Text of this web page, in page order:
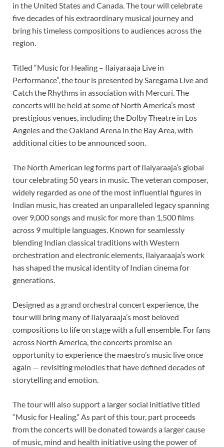
in the United States and Canada. The tour will celebrate
five decades of his extraordinary musical journey and
bring his timeless compositions to audiences across the
region.
Titled “Music for Healing – Ilaiyaraaja Live in
Performance”, the tour is presented by Saregama Live and
Catch the Rhythms in association with Mercuri. The
concerts will be held at some of North America’s most
prestigious venues, including the Dolby Theatre in Los
Angeles and the Oakland Arena in the Bay Area, with
additional cities to be announced soon.
The North American leg forms part of Ilaiyaraaja’s global
tour celebrating 50 years in music. The veteran composer,
widely regarded as one of the most influential figures in
Indian music, has created an unparalleled legacy spanning
over 9,000 songs and music for more than 1,500 films
across 9 multiple languages. Known for seamlessly
blending Indian classical traditions with Western
orchestration and electronic elements, Ilaiyaraaja’s work
has shaped the musical identity of Indian cinema for
generations.
Designed as a grand orchestral concert experience, the
tour will bring many of Ilaiyaraaja’s most beloved
compositions to life on stage with a full ensemble. For fans
across North America, the concerts promise an
opportunity to experience the maestro’s music live once
again — revisiting melodies that have defined decades of
storytelling and emotion.
The tour will also support a larger social initiative titled
“Music for Healing.” As part of this tour, part proceeds
from the concerts will be donated towards a larger cause
of music, mind and health initiative using the power of